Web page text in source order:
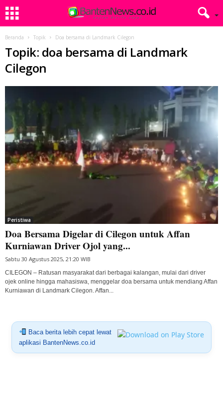
Beranda Topik Doa bersama di Landmark Cilegon
Topik: doa bersama di Landmark
Cilegon
Peristiwa
Doa Bersama Digelar di Cilegon untuk Affan
Kurniawan Driver Ojol yang...
Sabtu 30 Agustus 2025, 21:20 WIB
CILEGON – Ratusan masyarakat dari berbagai kalangan, mulai dari driver
ojek online hingga mahasiswa, menggelar doa bersama untuk mendiang Affan
Kurniawan di Landmark Cilegon. Affan...
Baca berita lebih cepat lewat
aplikasi BantenNews.co.id